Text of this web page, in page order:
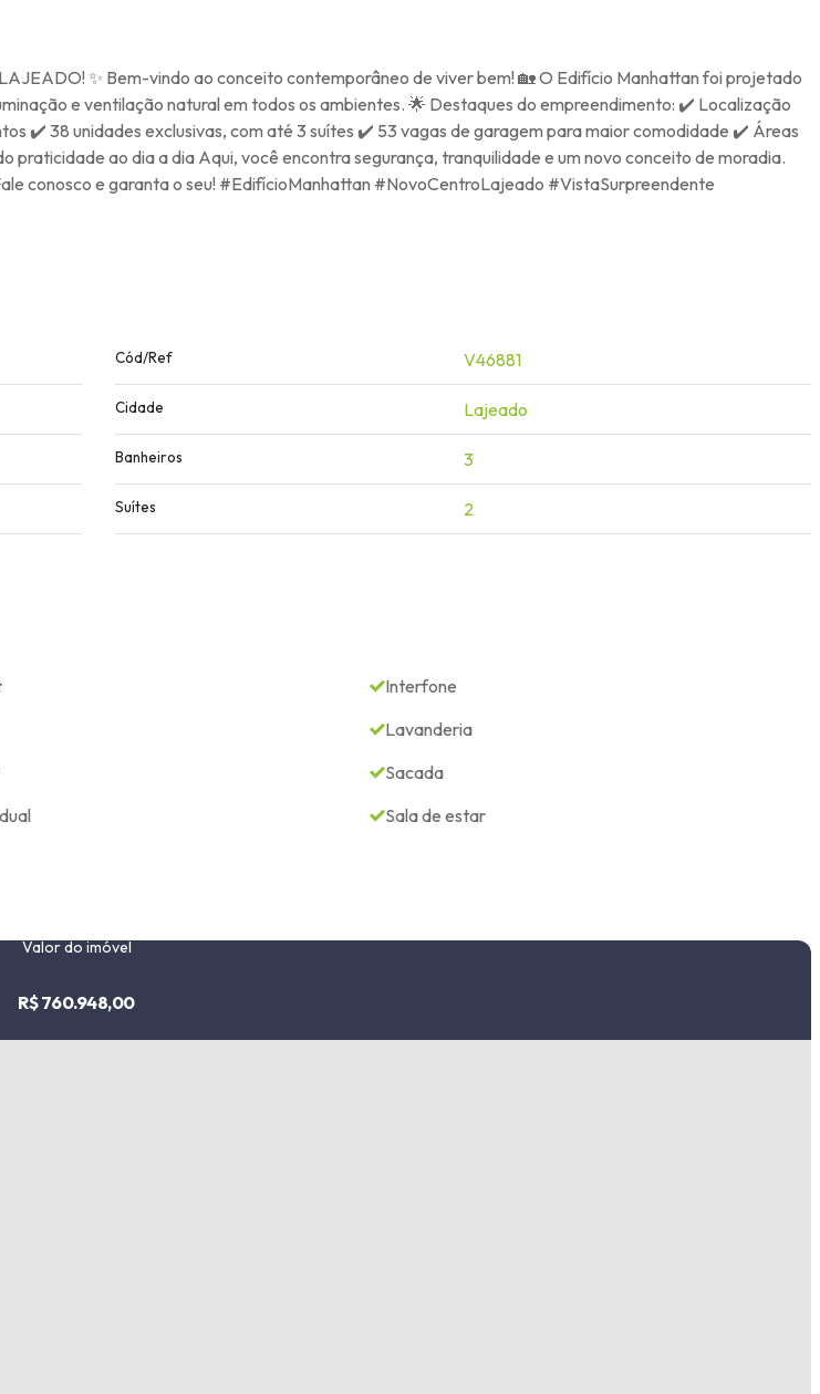
✨ Bem-vindo ao conceito contemporâneo de viver bem! 🏡 O Edifício Manhattan foi projetado
e ventilação natural em todos os ambientes. 🌟 Destaques do empreendimento: ✔️ Localização
✔️ 38 unidades exclusivas, com até 3 suítes ✔️ 53 vagas de garagem para maior comodidade ✔️ Áreas
ao dia a dia Aqui, você encontra segurança, tranquilidade e um novo conceito de moradia.
conosco e garanta o seu! #EdifícioManhattan #NovoCentroLajeado #VistaSurpreendente
Cód/Ref V46881
Cidade Lajeado
Banheiros 3
Suítes 2
Interfone
Lavanderia
Sacada
Sala de estar
Valor do imóvel
R$ 760.948,00